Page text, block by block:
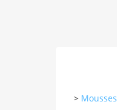
> Mousses